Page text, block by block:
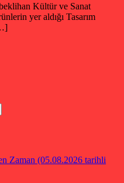
Kültür ve Sanat
yer aldığı Tasarım
Zaman (05.08.2026 tarihli